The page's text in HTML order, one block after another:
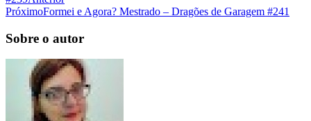
PróximoFormei e Agora? Mestrado – Dragões de Garagem #241
Sobre o autor